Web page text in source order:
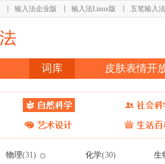
输入法企业版 输入法Linux版 五笔输入法
词库 皮肤表情开
物理(31) 化学(30) 生